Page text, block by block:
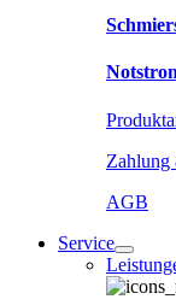
Zahlung
AGB
Service